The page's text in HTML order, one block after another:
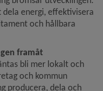
energi, effektivisera
och hållbara
framåt
bli mer lokalt och
och kommun
producera, dela och